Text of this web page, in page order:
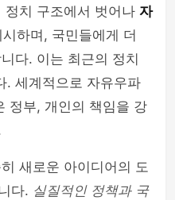
정치 구조에서 벗어나 자
시하며, 국민들에게 더
다. 이는 최근의 정치
. 세계적으로 자유우파
정부, 개인의 책임을 강
새로운 아이디어의 도
다. 실질적인 정책과 국